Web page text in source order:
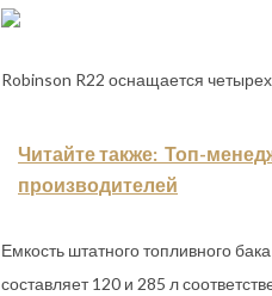
Robinson R22 оснащается
Читайте также: Топ-
производителей
Емкость штатного топливного
составляет 120 и 285 л